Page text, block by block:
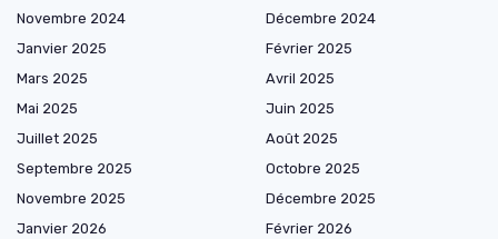
Novembre 2024
Décembre 2024
Janvier 2025
Février 2025
Mars 2025
Avril 2025
Mai 2025
Juin 2025
Juillet 2025
Août 2025
Septembre 2025
Octobre 2025
Novembre 2025
Décembre 2025
Janvier 2026
Février 2026